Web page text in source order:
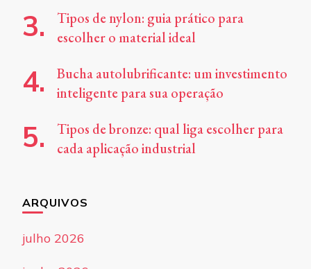
Tipos de nylon: guia prático para
escolher o material ideal
Bucha autolubrificante: um investimento
inteligente para sua operação
Tipos de bronze: qual liga escolher para
cada aplicação industrial
ARQUIVOS
julho 2026